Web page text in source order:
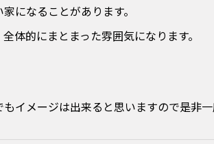
なることがあります。
的にまとまった雰囲気になります。
イメージは出来ると思いますので是非